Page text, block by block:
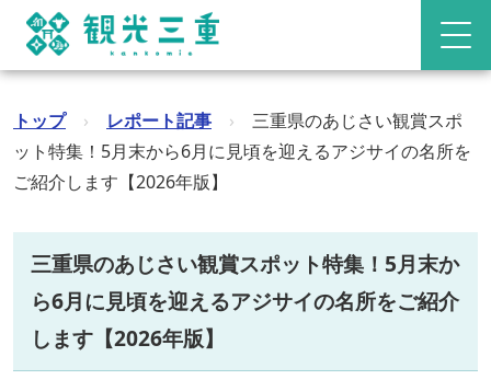
トップ › レポート記事 ›
三重県のあじさい観賞スポ
ット特集！5月末から6月に見頃を迎えるアジサイの名所を
ご紹介します【2026年版】
三重県のあじさい観賞スポット特集！5月末か
ら6月に見頃を迎えるアジサイの名所をご紹介
します【2026年版】